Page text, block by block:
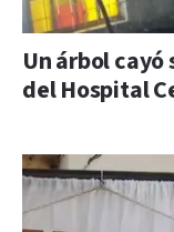
Un árbol
del Hospital